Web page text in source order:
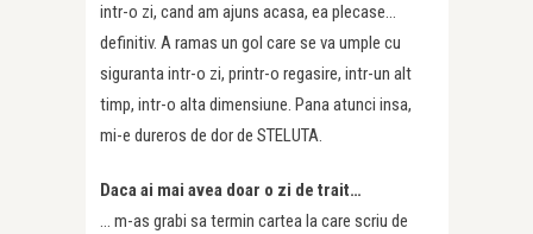
intr-o zi, cand am ajuns acasa, ea plecase…
definitiv. A ramas un gol care se va umple cu
siguranta intr-o zi, printr-o regasire, intr-un alt
timp, intr-o alta dimensiune. Pana atunci insa,
mi-e dureros de dor de STELUTA.
Daca ai mai avea doar o zi de trait…
… m-as grabi sa termin cartea la care scriu de